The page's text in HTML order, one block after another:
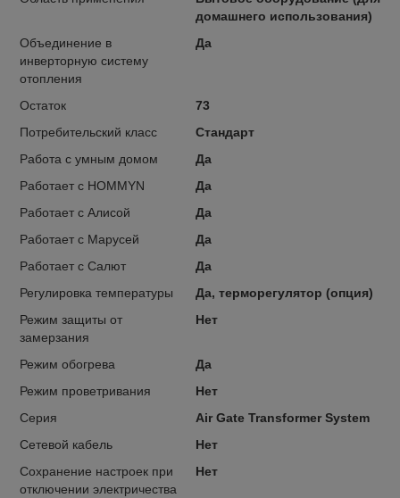
домашнего использования)
Объединение в
инверторную систему
отопления
Да
Остаток
73
Потребительский класс
Стандарт
Работа с умным домом
Да
Работает с HOMMYN
Да
Работает с Алисой
Да
Работает с Марусей
Да
Работает с Салют
Да
Регулировка температуры
Да, терморегулятор (опция)
Режим защиты от
замерзания
Нет
Режим обогрева
Да
Режим проветривания
Нет
Серия
Air Gate Transformer System
Сетевой кабель
Нет
Сохранение настроек при
отключении электричества
Нет